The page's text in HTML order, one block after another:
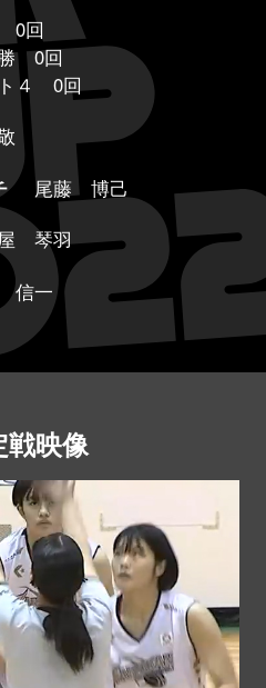
0回
0回
４ 0回
尾藤 博己
琴羽
信一
戦映像